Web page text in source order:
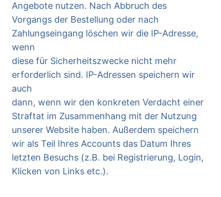
Angebote nutzen. Nach Abbruch des
Vorgangs der Bestellung oder nach
Zahlungseingang löschen wir die IP-Adresse,
wenn
diese für Sicherheitszwecke nicht mehr
erforderlich sind. IP-Adressen speichern wir
auch
dann, wenn wir den konkreten Verdacht einer
Straftat im Zusammenhang mit der Nutzung
unserer Website haben. Außerdem speichern
wir als Teil Ihres Accounts das Datum Ihres
letzten Besuchs (z.B. bei Registrierung, Login,
Klicken von Links etc.).